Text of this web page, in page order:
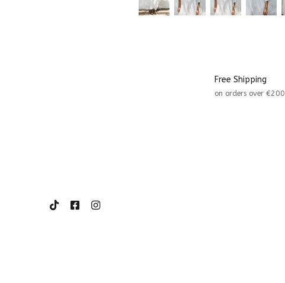
Free Shipping
on orders over €200